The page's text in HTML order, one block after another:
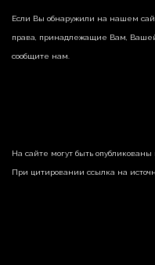
Если Вы обнаружили на нашем
права, принадлежащие Вам,
сообщите нам.
На сайте могут быть опубликованы
При цитировании ссылка на